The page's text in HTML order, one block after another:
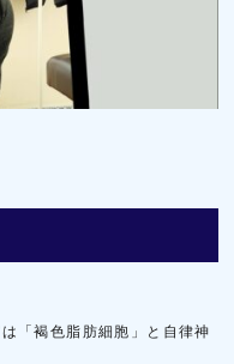
「褐色脂肪細胞」と自律神